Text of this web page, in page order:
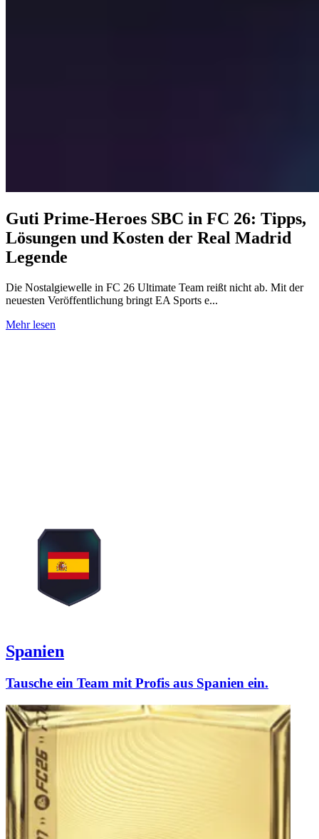
Guti Prime-Heroes SBC in FC 26: Tipps,
Lösungen und Kosten der Real Madrid
Legende
Die Nostalgiewelle in FC 26 Ultimate Team reißt nicht ab. Mit der
neuesten Veröffentlichung bringt EA Sports e...
Mehr lesen
Spanien
Tausche ein Team mit Profis aus Spanien ein.